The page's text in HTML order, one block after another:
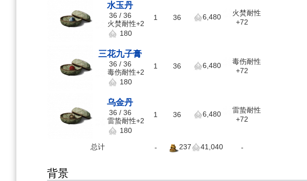
水玉丹
36 / 36
火焚耐性+2
180
1 36 6,480
火焚耐性
+72
三花九子膏
36 / 36
毒伤耐性+2
180
1 36 6,480
毒伤耐性
+72
乌金丹
36 / 36
雷蛰耐性+2
180
1 36 6,480
雷蛰耐性
+72
总计 - 237 41,040 -
背景